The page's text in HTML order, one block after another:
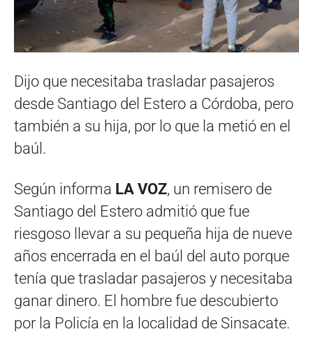
Dijo que necesitaba trasladar pasajeros
desde Santiago del Estero a Córdoba, pero
también a su hija, por lo que la metió en el
baúl.
Según informa LA VOZ, un remisero de
Santiago del Estero admitió que fue
riesgoso llevar a su pequeña hija de nueve
años encerrada en el baúl del auto porque
tenía que trasladar pasajeros y necesitaba
ganar dinero. El hombre fue descubierto
por la Policía en la localidad de Sinsacate.